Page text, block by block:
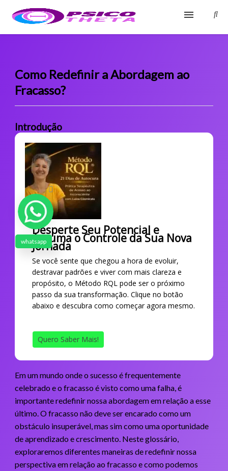
Blog
Glossário
Fale Conosco
Como Redefinir a Abordagem ao
Fracasso?
Introdução
Desperte Seu Potencial e
Assuma o Controle da Sua Nova
Jornada
Se você sente que chegou a hora de evoluir,
destravar padrões e viver com mais clareza e
propósito, o Método RQL pode ser o próximo
passo da sua transformação. Clique no botão
abaixo e descubra como começar agora mesmo.
Quero Saber Mais!
Em um mundo onde o sucesso é frequentemente
celebrado e o fracasso é visto como uma falha, é
importante redefinir nossa abordagem em relação a esse
último. O fracasso não deve ser encarado como um
obstáculo insuperável, mas sim como uma oportunidade
de aprendizado e crescimento. Neste glossário,
exploraremos diferentes maneiras de redefinir nossa
perspectiva em relação ao fracasso e como podemos
whatsapp